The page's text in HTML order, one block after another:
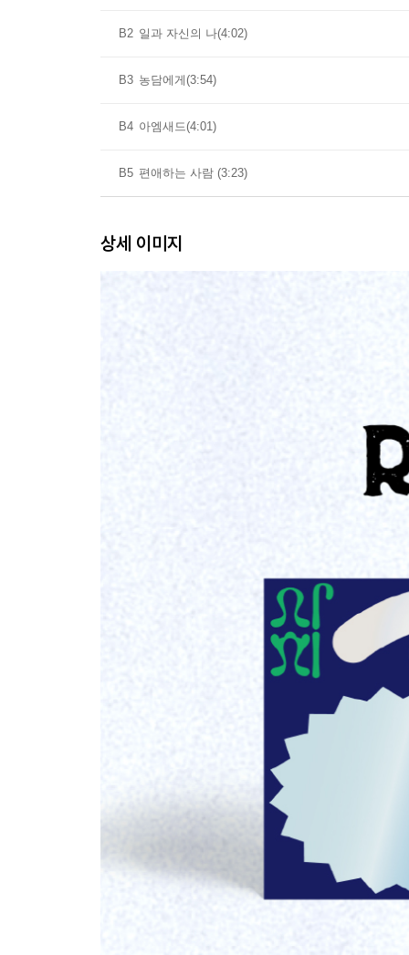
B2 일과 자신의 나(4:02)
B3 농담에게(3:54)
B4 아엠새드(4:01)
B5 편애하는 사람 (3:23)
상세 이미지